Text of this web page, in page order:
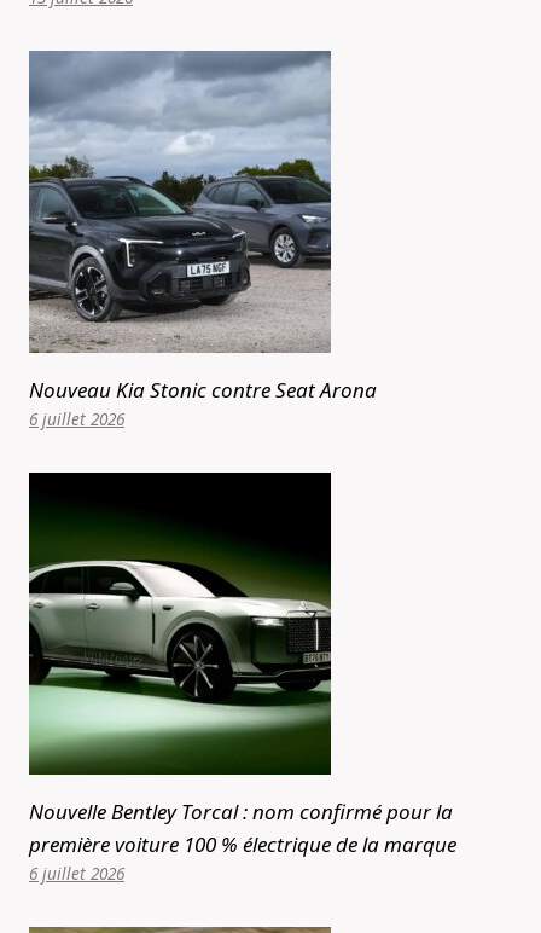
Nouveau Kia Stonic contre Seat Arona
6 juillet 2026
Nouvelle Bentley Torcal : nom confirmé pour la
première voiture 100 % électrique de la marque
6 juillet 2026